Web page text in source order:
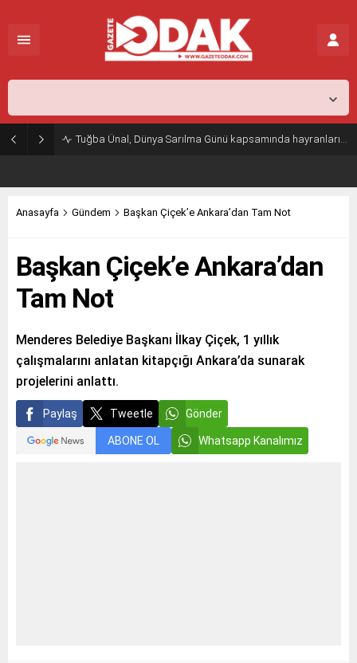
Tuğba Ünal, Dünya Sarılma Günü kapsamında hayranlarıyla buluştu
Anasayfa Gündem Başkan Çiçek’e Ankara’dan Tam Not
Başkan Çiçek’e Ankara’dan
Tam Not
Menderes Belediye Başkanı İlkay Çiçek, 1 yıllık
çalışmalarını anlatan kitapçığı Ankara’da sunarak
projelerini anlattı.
Paylaş Tweetle Gönder
ABONE OL Whatsapp Kanalımız